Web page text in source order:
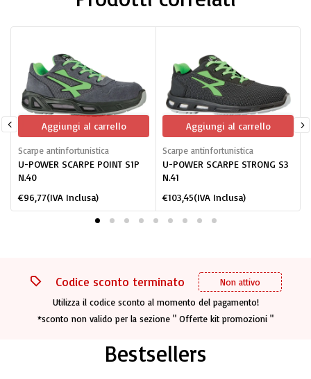
Aggiungi al carrello
Scarpe antinfortunistica
U-POWER SCARPE POINT S1P
N.40
€96,77(IVA Inclusa)
Aggiungi al carrello
Scarpe antinfortunistica
U-POWER SCARPE STRONG S3
N.41
€103,45(IVA Inclusa)
Codice sconto terminato
Non attivo
Utilizza il codice sconto al momento del pagamento!
*sconto non valido per la sezione " Offerte kit promozioni "
Bestsellers